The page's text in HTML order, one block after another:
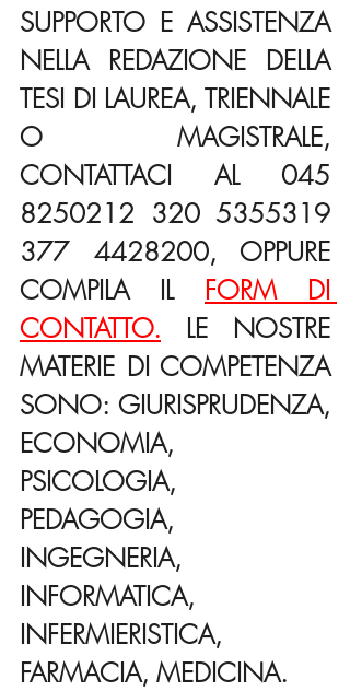
SUPPORTO E ASSISTENZA
NELLA REDAZIONE DELLA
TESI DI LAUREA, TRIENNALE
O MAGISTRALE,
CONTATTACI AL 045
8250212 320 5355319
377 4428200, OPPURE
COMPILA IL FORM DI
CONTATTO. LE NOSTRE
MATERIE DI COMPETENZA
SONO: GIURISPRUDENZA,
ECONOMIA,
PSICOLOGIA,
PEDAGOGIA,
INGEGNERIA,
INFORMATICA,
INFERMIERISTICA,
FARMACIA, MEDICINA.